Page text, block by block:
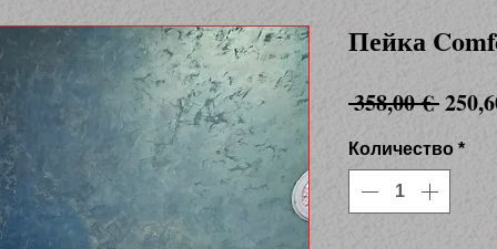
Пейка
358,00 €
Количество *